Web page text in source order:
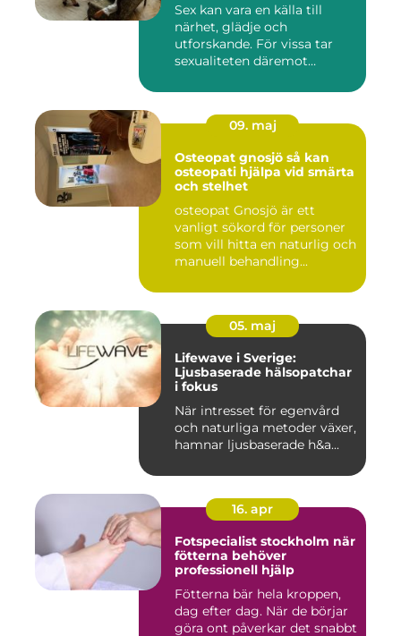
Sex kan vara en källa till
närhet, glädje och
utforskande. För vissa tar
sexualiteten däremot
09. maj
Osteopat gnosjö så kan
osteopati hjälpa vid smärta
och stelhet
osteopat Gnosjö är ett
vanligt sökord för personer
som vill hitta en naturlig och
manuell behandling...
05. maj
Lifewave i Sverige:
Ljusbaserade hälsopatchar
i fokus
När intresset för egenvård
och naturliga metoder växer,
hamnar ljusbaserade h&a...
16. apr
Fotspecialist stockholm när
fötterna behöver
professionell hjälp
Fötterna bär hela kroppen,
dag efter dag. När de börjar
göra ont påverkar det snabbt